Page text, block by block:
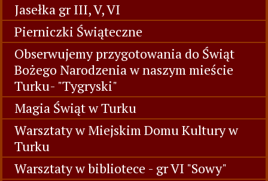
Jasełka gr III, V, VI
Pierniczki Świąteczne
Obserwujemy przygotowania do Świąt
Bożego Narodzenia w naszym mieście
Turku- "Tygryski"
Magia Świąt w Turku
Warsztaty w Miejskim Domu Kultury w
Turku
Warsztaty w bibliotece - gr VI "Sowy"